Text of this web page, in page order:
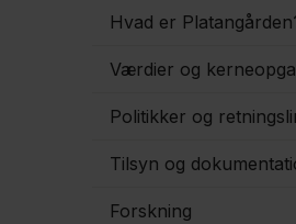
Hvad er
Værdier og
Politikker og
Tilsyn og
Forskning